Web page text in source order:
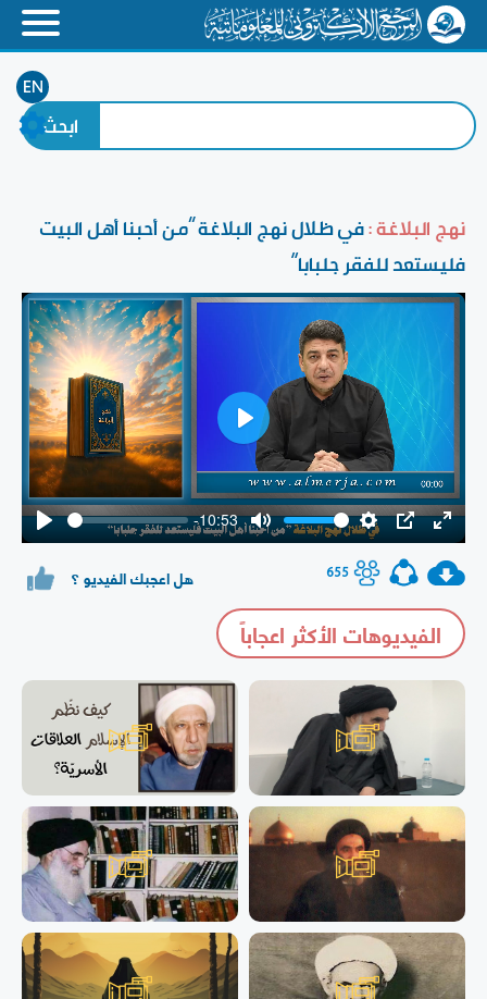
EN
نهج البلاغة :في ظلال نهج البلاغة ”من أحبنا أهل البيت
فليستعد للفقر جلبابا“
Play
-10:53
Mute
Settings
PIP Enter
Play
655 هل اعجبك الفيديو ؟
الفيديوهات الأكثر اعجاباً